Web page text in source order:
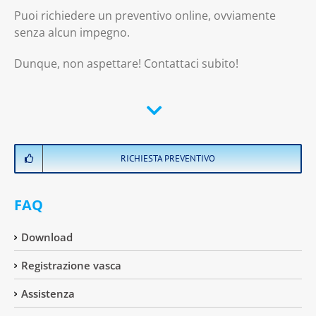
Puoi richiedere un preventivo online, ovviamente
senza alcun impegno.
Dunque, non aspettare! Contattaci subito!
RICHIESTA PREVENTIVO
FAQ
Download
Registrazione vasca
Assistenza